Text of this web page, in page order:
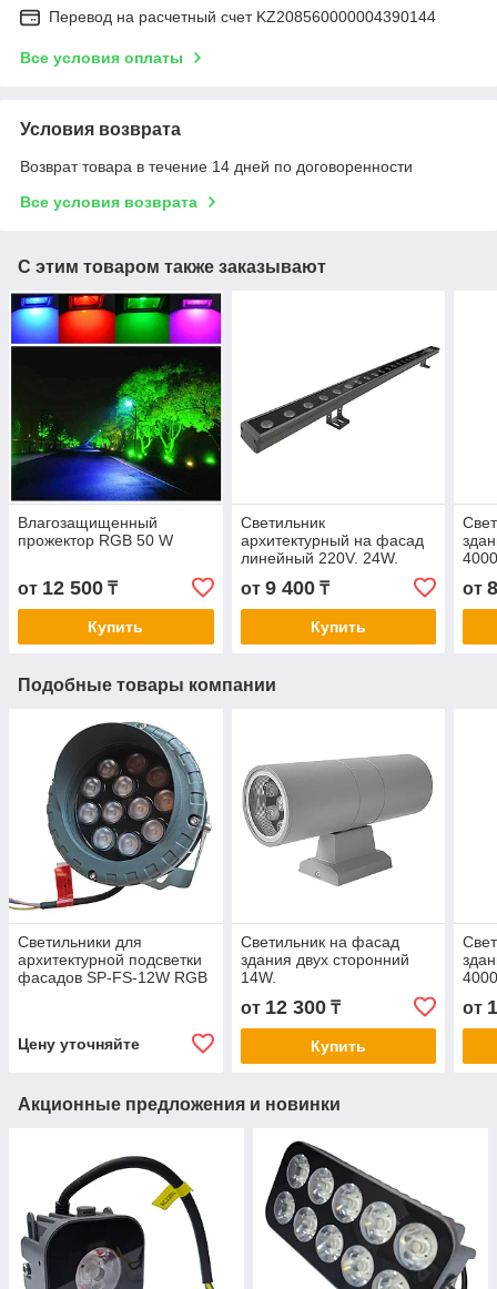
Перевод на расчетный счет KZ208560000004390144
Все условия оплаты
Условия возврата
Возврат товара в течение 14 дней по договоренности
Все условия возврата
С этим товаром также заказывают
Влагозащищенный
прожектор RGB 50 W
от 12 500 ₸
Купить
Светильник
архитектурный на фасад
линейный 220V. 24W.
3000К, 4000К, 6500К
от 9 400₸
Купить
от
Подобные товары компании
Светильники для
архитектурной подсветки
фасадов SP-FS-12W RGB
Цену уточняйте
Светильник на фасад
здания​ двух сторонний
14W.
от 12 300₸
Купить
от
Акционные предложения и новинки